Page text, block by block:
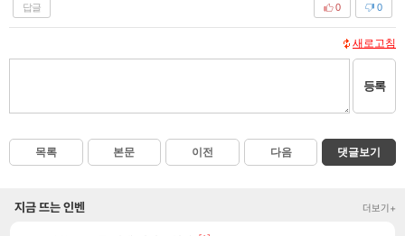
답글 0
0
새로고침
등록
목록 본문 이전 다음 댓글보기
지금 뜨는 인벤 더보기+